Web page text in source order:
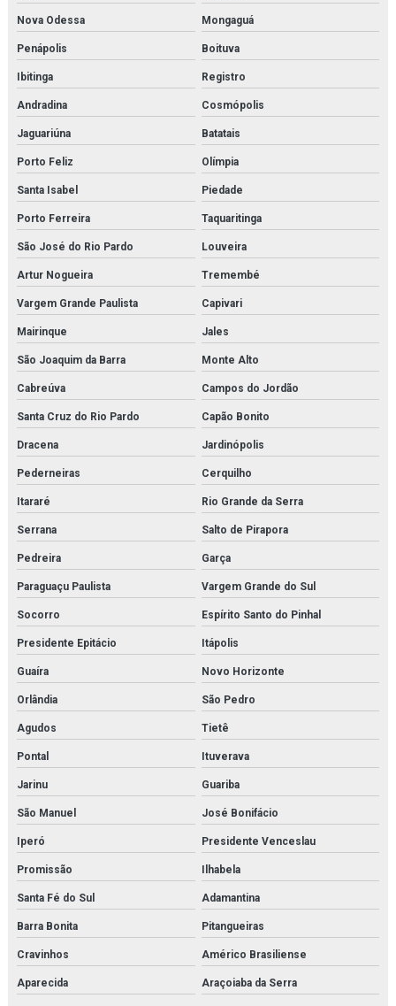
Nova Odessa Mongaguá
Penápolis Boituva
Ibitinga Registro
Andradina Cosmópolis
Jaguariúna Batatais
Porto Feliz Olímpia
Santa Isabel Piedade
Porto Ferreira Taquaritinga
São José do Rio Pardo Louveira
Artur Nogueira Tremembé
Vargem Grande Paulista Capivari
Mairinque Jales
São Joaquim da Barra Monte Alto
Cabreúva Campos do Jordão
Santa Cruz do Rio Pardo Capão Bonito
Dracena Jardinópolis
Pederneiras Cerquilho
Itararé Rio Grande da Serra
Serrana Salto de Pirapora
Pedreira Garça
Paraguaçu Paulista Vargem Grande do Sul
Socorro Espírito Santo do Pinhal
Presidente Epitácio Itápolis
Guaíra Novo Horizonte
Orlândia São Pedro
Agudos Tietê
Pontal Ituverava
Jarinu Guariba
São Manuel José Bonifácio
Iperó Presidente Venceslau
Promissão Ilhabela
Santa Fé do Sul Adamantina
Barra Bonita Pitangueiras
Cravinhos Américo Brasiliense
Aparecida Araçoiaba da Serra